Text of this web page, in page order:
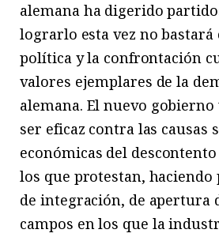
alemana ha digerido
lograrlo esta vez no bastará
política y la confrontación
valores ejemplares de la
alemana. El nuevo gobierno
ser eficaz contra las causas
económicas del
los que protestan, haciendo
de integración, de apertura
campos en los que la